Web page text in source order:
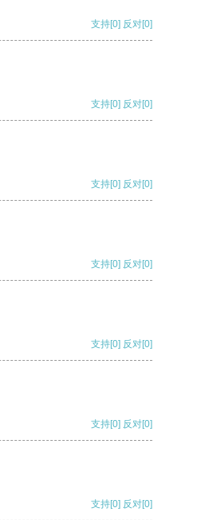
支持[0] 反对[0]
支持[0] 反对[0]
支持[0] 反对[0]
支持[0] 反对[0]
支持[0] 反对[0]
支持[0] 反对[0]
支持[0] 反对[0]